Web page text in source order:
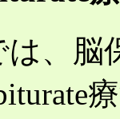
、脳